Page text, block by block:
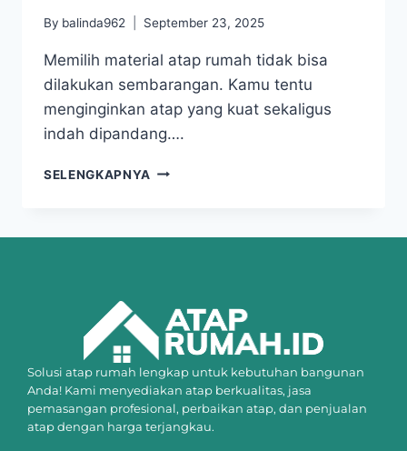
By balinda962 September 23, 2025
Memilih material atap rumah tidak bisa
dilakukan sembarangan. Kamu tentu
menginginkan atap yang kuat sekaligus
indah dipandang….
SELENGKAPNYA
Solusi atap rumah lengkap untuk kebutuhan bangunan
Anda! Kami menyediakan atap berkualitas, jasa
pemasangan profesional, perbaikan atap, dan penjualan
atap dengan harga terjangkau.